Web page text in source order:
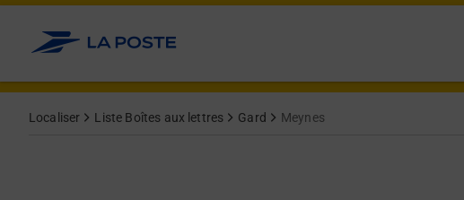
Allez au contenu
Localiser Liste Boîtes aux lettres Gard Meynes